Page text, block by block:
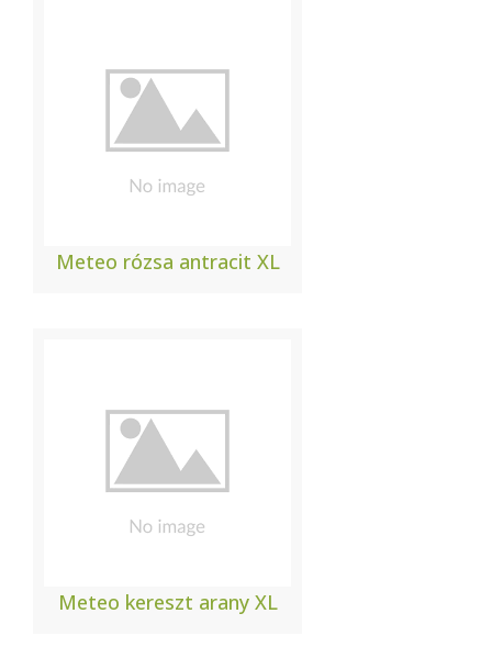
Meteo rózsa antracit XL
Meteo kereszt arany XL